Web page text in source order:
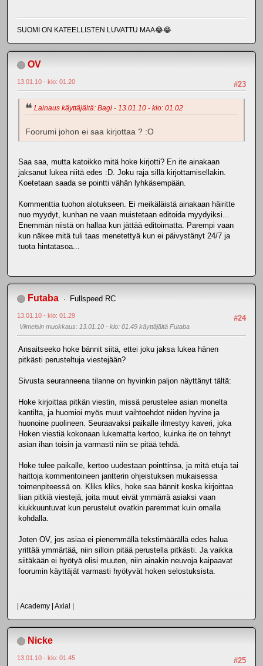
SUOMI ON KATEELLISTEN LUVATTU MAA😂😂
OV
#23
13.01.10 - klo: 01.20
Lainaus käyttäjältä: Bagi - 13.01.10 - klo: 01.02
Foorumi johon ei saa kirjottaa ? :O
Saa saa, mutta katoikko mitä hoke kirjotti? En ite ainakaan
jaksanut lukea niitä edes :D. Joku raja sillä kirjottamisellakin.
Koetetaan saada se pointti vähän lyhkäsempään.
Kommenttia tuohon alotukseen. Ei meikäläistä ainakaan häiritte
nuo myydyt, kunhan ne vaan muistetaan editoida myydyiksi...
Enemmän niistä on hallaa kun jättää editoimatta. Parempi vaan
kun näkee mitä tuli taas menetettyä kun ei päivystänyt 24/7 ja
tuota hintatasoa...
Futaba Fullspeed RC
#24
13.01.10 - klo: 01.29
Viimeisin muokkaus: 13.01.10 - klo: 01.49 käyttäjältä Futaba
Ansaitseeko hoke bännit siitä, ettei joku jaksa lukea hänen
pitkästi perusteltuja viestejään?
Sivusta seuranneena tilanne on hyvinkin paljon näyttänyt tältä:
Hoke kirjoittaa pitkän viestin, missä perustelee asian monelta
kantilta, ja huomioi myös muut vaihtoehdot niiden hyvine ja
huonoine puolineen. Seuraavaksi paikalle ilmestyy kaveri, joka
Hoken viestiä kokonaan lukematta kertoo, kuinka ite on tehnyt
asian ihan toisin ja varmasti niin se pitää tehdä.
Hoke tulee paikalle, kertoo uudestaan pointtinsa, ja mitä etuja tai
haittoja kommentoineen jantterin ohjeistuksen mukaisessa
toimenpiteessä on. Kliks kliks, hoke saa bännit koska kirjoittaa
liian pitkiä viestejä, joita muut eivät ymmärrä asiaksi vaan
kiukkuuntuvat kun perustelut ovatkin paremmat kuin omalla
kohdalla.
Joten OV, jos asiaa ei pienemmällä tekstimäärällä edes halua
yrittää ymmärtää, niin silloin pitää perustella pitkästi. Ja vaikka
siitäkään ei hyötyä olisi muuten, niin ainakin neuvoja kaipaavat
foorumin käyttäjät varmasti hyötyvät hoken selostuksista.
| Academy | Axial |
Nicke
#25
13.01.10 - klo: 01.45